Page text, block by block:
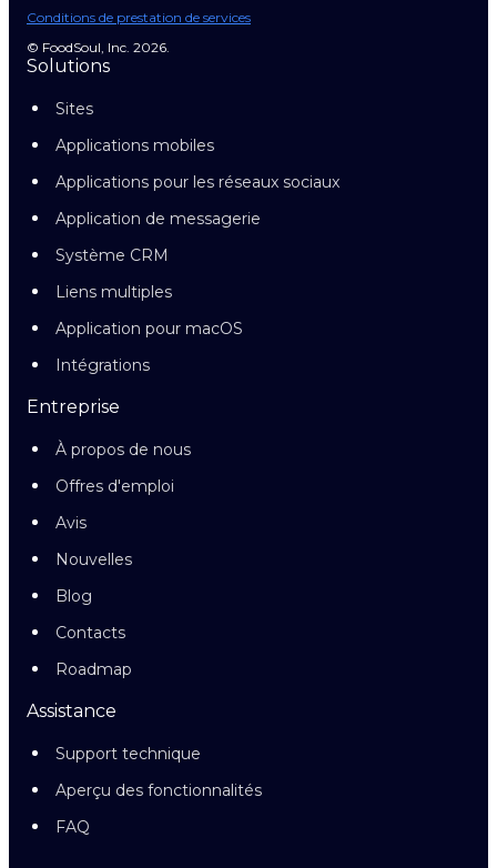
Conditions de prestation de services
© FoodSoul, Inc. 2026.
Solutions
Sites
Applications mobiles
Applications pour les réseaux sociaux
Application de messagerie
Système CRM
Liens multiples
Application pour macOS
Intégrations
Entreprise
À propos de nous
Offres d'emploi
Avis
Nouvelles
Blog
Contacts
Roadmap
Assistance
Support technique
Aperçu des fonctionnalités
FAQ